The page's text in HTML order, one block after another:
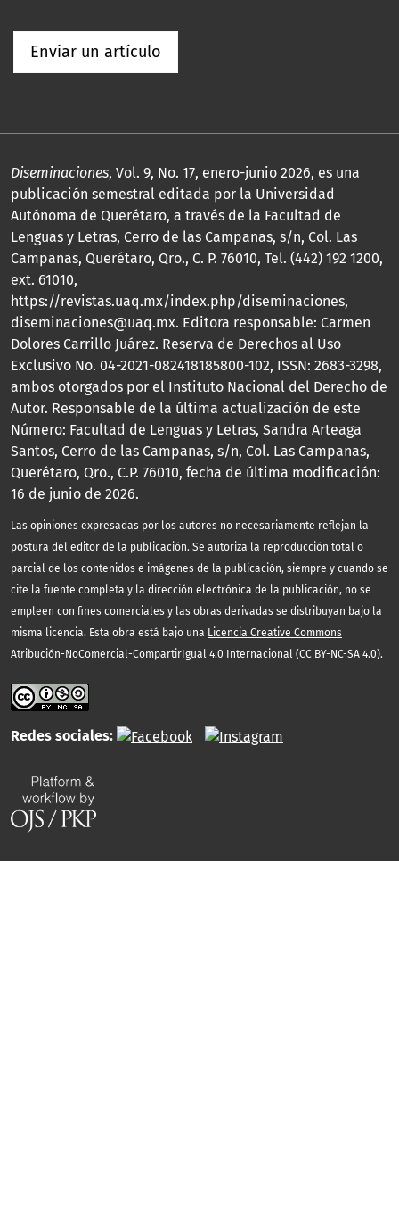
Enviar un artículo
Diseminaciones, Vol. 9, No. 17, enero-junio 2026, es una
publicación semestral editada por la Universidad
Autónoma de Querétaro, a través de la Facultad de
Lenguas y Letras, Cerro de las Campanas, s/n, Col. Las
Campanas, Querétaro, Qro., C. P. 76010, Tel. (442) 192 1200,
ext. 61010,
https://revistas.uaq.mx/index.php/diseminaciones,
diseminaciones@uaq.mx. Editora responsable: Carmen
Dolores Carrillo Juárez. Reserva de Derechos al Uso
Exclusivo No. 04-2021-082418185800-102, ISSN: 2683-3298,
ambos otorgados por el Instituto Nacional del Derecho de
Autor. Responsable de la última actualización de este
Número: Facultad de Lenguas y Letras, Sandra Arteaga
Santos, Cerro de las Campanas, s/n, Col. Las Campanas,
Querétaro, Qro., C.P. 76010, fecha de última modificación:
16 de junio de 2026.
Las opiniones expresadas por los autores no necesariamente reflejan la
postura del editor de la publicación. Se autoriza la reproducción total o
parcial de los contenidos e imágenes de la publicación, siempre y cuando se
cite la fuente completa y la dirección electrónica de la publicación, no se
empleen con fines comerciales y las obras derivadas se distribuyan bajo la
misma licencia. Esta obra está bajo una Licencia Creative Commons
Atribución-NoComercial-CompartirIgual 4.0 Internacional (CC BY-NC-SA 4.0).
Redes sociales: